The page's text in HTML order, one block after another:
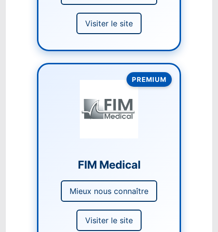
Visiter le site
PREMIUM
FIM Medical
Mieux nous connaître
Visiter le site